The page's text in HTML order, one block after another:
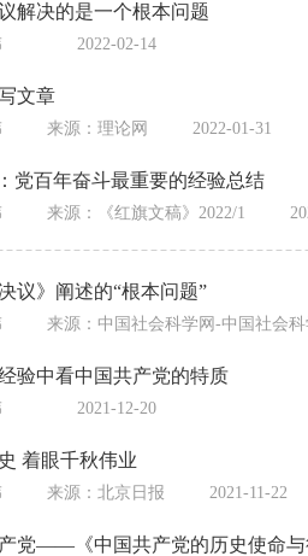
解决的是一个根本问题
2022-02-14
文章
来源： 理论网 2022-01-31
党百年奋斗最重要的经验总结
来源： 《红旗文稿》2022/1
议》阐述的“根本问题”
来源： 中国社会科学网-中国社会科
验中看中国共产党的特质
2021-12-20
着眼千秋伟业
来源： 北京日报 2021-11-22
党——《中国共产党的历史使命与